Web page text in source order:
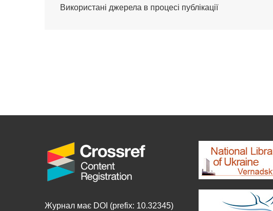
Використані джерела в процесі публікації
Журнал має DOI (prefix: 10.32345)